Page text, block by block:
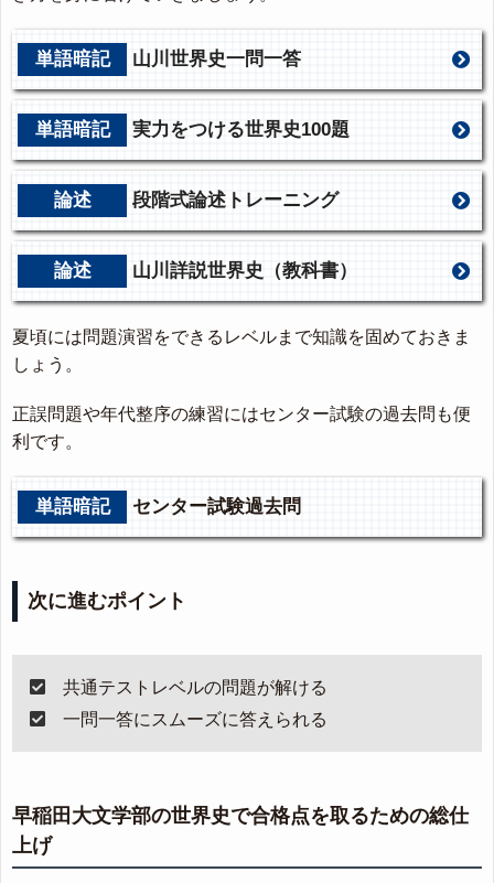
単語暗記 山川世界史一問一答
単語暗記 実力をつける世界史100題
論述 段階式論述トレーニング
論述 山川詳説世界史（教科書）
夏頃には問題演習をできるレベルまで知識を固めておきま
しょう。
正誤問題や年代整序の練習にはセンター試験の過去問も便
利です。
単語暗記 センター試験過去問
次に進むポイント
共通テストレベルの問題が解ける
一問一答にスムーズに答えられる
早稲田大文学部の世界史で合格点を取るための総仕
上げ